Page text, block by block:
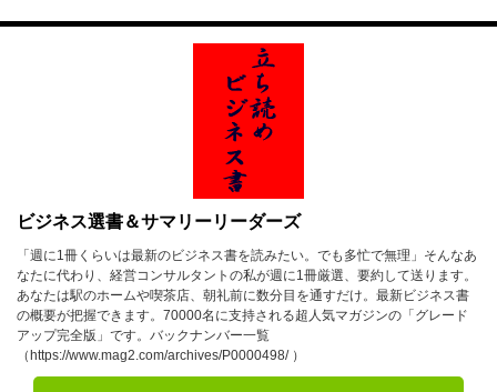
ビジネス選書＆サマリーリーダーズ
「週に1冊くらいは最新のビジネス書を読みたい。でも多忙で無理」そんなあ
なたに代わり、経営コンサルタントの私が週に1冊厳選、要約して送ります。
あなたは駅のホームや喫茶店、朝礼前に数分目を通すだけ。最新ビジネス書
の概要が把握できます。70000名に支持される超人気マガジンの「グレード
アップ完全版」です。バックナンバー一覧
（https://www.mag2.com/archives/P0000498/ ）